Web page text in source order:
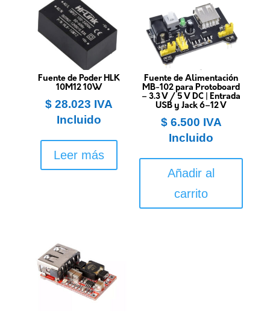
Fuente de Poder HLK
10M12 10W
$28.023 IVA
Incluido
Leer más
Fuente de Alimentación
MB-102 para Protoboard
– 3.3 V / 5 V DC | Entrada
USB y Jack 6–12 V
$6.500 IVA
Incluido
Añadir al
carrito